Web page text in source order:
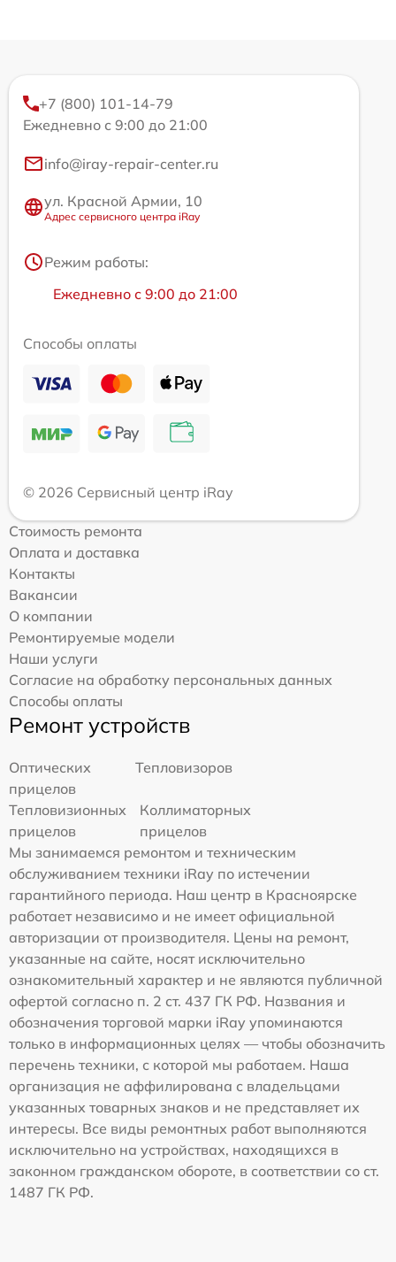
+7 (800) 101-14-79
Ежедневно с 9:00 до 21:00
info@iray-repair-center.ru
ул. Красной Армии, 10
Адрес сервисного центра iRay
Режим работы:
Ежедневно с 9:00 до 21:00
Способы оплаты
© 2026 Сервисный центр iRay
Стоимость ремонта
Оплата и доставка
Контакты
Вакансии
О компании
Ремонтируемые модели
Наши услуги
Согласие на обработку персональных данных
Способы оплаты
Ремонт устройств
Оптических
прицелов
Тепловизоров
Тепловизионных
прицелов
Коллиматорных
прицелов
Мы занимаемся ремонтом и техническим
обслуживанием техники iRay по истечении
гарантийного периода. Наш центр в Красноярске
работает независимо и не имеет официальной
авторизации от производителя. Цены на ремонт,
указанные на сайте, носят исключительно
ознакомительный характер и не являются публичной
офертой согласно п. 2 ст. 437 ГК РФ. Названия и
обозначения торговой марки iRay упоминаются
только в информационных целях — чтобы обозначить
перечень техники, с которой мы работаем. Наша
организация не аффилирована с владельцами
указанных товарных знаков и не представляет их
интересы. Все виды ремонтных работ выполняются
исключительно на устройствах, находящихся в
законном гражданском обороте, в соответствии со ст.
1487 ГК РФ.